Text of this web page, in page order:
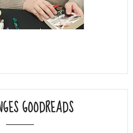
GOODREADS